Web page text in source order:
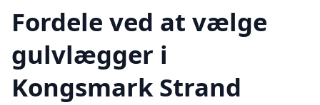
Fordele ved at vælge
gulvlægger i
Kongsmark Strand